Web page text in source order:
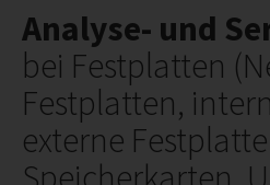
Analyse- und
bei Festplatten
Festplatten,
externe